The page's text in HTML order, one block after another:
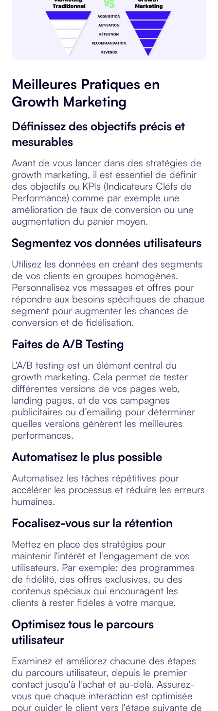
Meilleures Pratiques en
Growth Marketing
Définissez des objectifs précis et
mesurables
Avant de vous lancer dans des stratégies de
growth marketing, il est essentiel de définir
des objectifs ou KPIs (Indicateurs Cléfs de
Performance) comme par exemple une
amélioration de taux de conversion ou une
augmentation du panier moyen.
Segmentez vos données utilisateurs
Utilisez les données en créant des segments
de vos clients en groupes homogènes.
Personnalisez vos messages et offres pour
répondre aux besoins spécifiques de chaque
segment pour augmenter les chances de
conversion et de fidélisation.
Faites de A/B Testing
L'A/B testing est un élément central du
growth marketing. Cela permet de tester
différentes versions de vos pages web,
landing pages, et de vos campagnes
publicitaires ou d’emailing pour déterminer
quelles versions génèrent les meilleures
performances.
Automatisez le plus possible
Automatisez les tâches répétitives pour
accélérer les processus et réduire les erreurs
humaines.
Focalisez-vous sur la rétention
Mettez en place des stratégies pour
maintenir l'intérêt et l'engagement de vos
utilisateurs. Par exemple: des programmes
de fidélité, des offres exclusives, ou des
contenus spéciaux qui encouragent les
clients à rester fidèles à votre marque.
Optimisez tous le parcours
utilisateur
Examinez et améliorez chacune des étapes
du parcours utilisateur, depuis le premier
contact jusqu'à l'achat et au-delà. Assurez-
vous que chaque interaction est optimisée
pour guider le client vers l'étape suivante de